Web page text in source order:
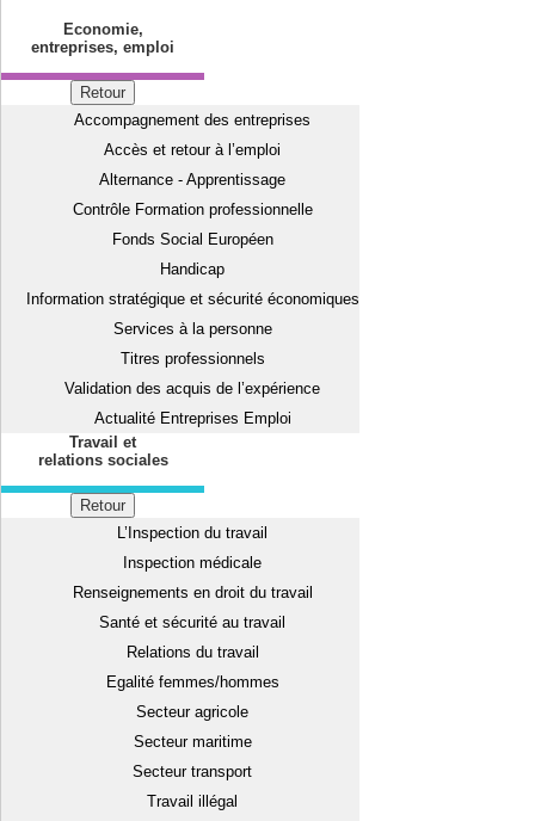
Economie,
entreprises, emploi
Retour
Accompagnement des entreprises
Accès et retour à l’emploi
Alternance - Apprentissage
Contrôle Formation professionnelle
Fonds Social Européen
Handicap
Information stratégique et sécurité économiques
Services à la personne
Titres professionnels
Validation des acquis de l’expérience
Actualité Entreprises Emploi
Travail et
relations sociales
Retour
L’Inspection du travail
Inspection médicale
Renseignements en droit du travail
Santé et sécurité au travail
Relations du travail
Egalité femmes/hommes
Secteur agricole
Secteur maritime
Secteur transport
Travail illégal